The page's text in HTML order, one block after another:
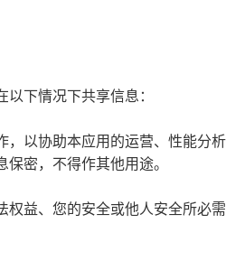
下情况下共享信息：
以协助本应用的运营、性能分
密，不得作其他用途。
益、您的安全或他人安全所必